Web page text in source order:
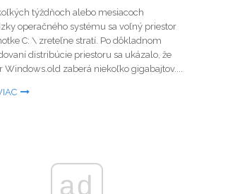
týždňoch alebo mesiacoch
operačného systému sa voľný priestor
C: \ zreteľne stratí. Po dôkladnom
distribúcie priestoru sa ukázalo, že
Windows.old zaberá niekoľko gigabajtov....
ad